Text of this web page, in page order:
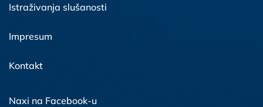
Istraživanja slušanosti
Impresum
Kontakt
Naxi na Facebook-u